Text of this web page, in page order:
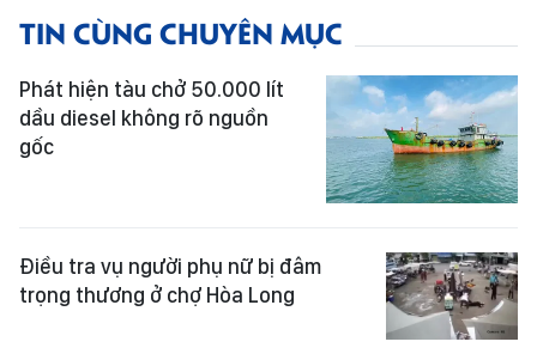
TIN CÙNG CHUYÊN MỤC
Phát hiện tàu chở 50.000 lít
dầu diesel không rõ nguồn
gốc
Điều tra vụ người phụ nữ bị đâm
trọng thương ở chợ Hòa Long